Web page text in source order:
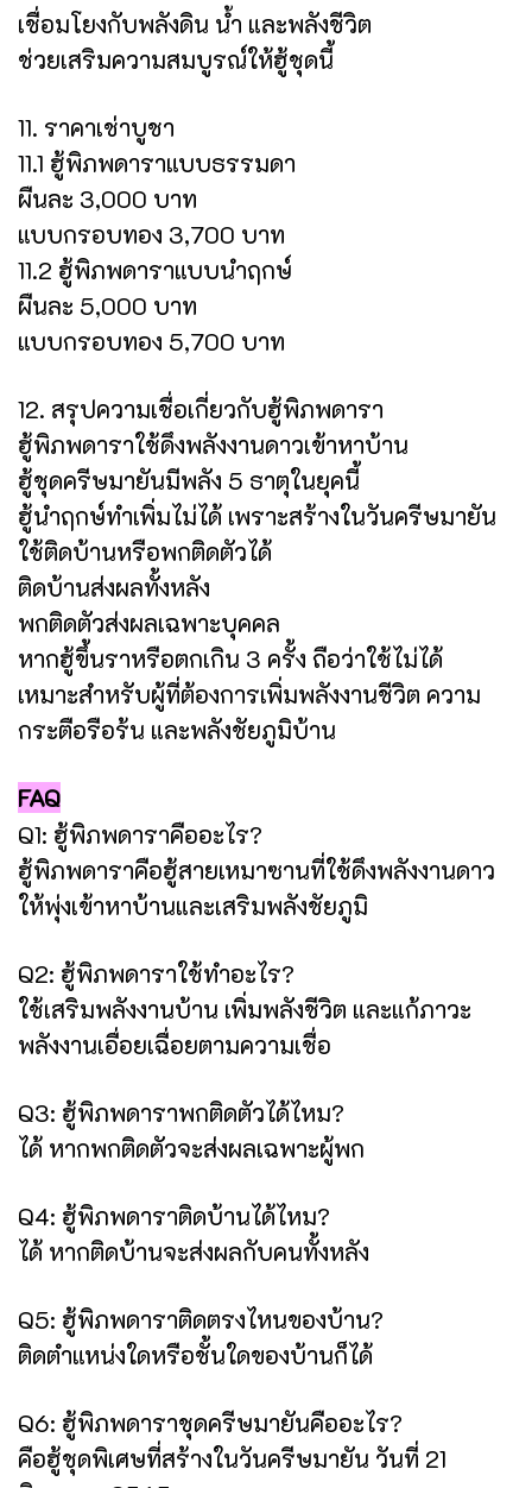
เชื่อมโยงกับพลังดิน น้ำ และพลังชีวิต
ช่วยเสริมความสมบูรณ์ให้ฮู้ชุดนี้
11. ราคาเช่าบูชา
11.1 ฮู้พิภพดาราแบบธรรมดา
ผืนละ 3,000 บาท
แบบกรอบทอง 3,700 บาท
11.2 ฮู้พิภพดาราแบบนำฤกษ์
ผืนละ 5,000 บาท
แบบกรอบทอง 5,700 บาท
12. สรุปความเชื่อเกี่ยวกับฮู้พิภพดารา
ฮู้พิภพดาราใช้ดึงพลังงานดาวเข้าหาบ้าน
ฮู้ชุดครีษมายันมีพลัง 5 ธาตุในยุคนี้
ฮู้นำฤกษ์ทำเพิ่มไม่ได้ เพราะสร้างในวันครีษมายัน
ใช้ติดบ้านหรือพกติดตัวได้
ติดบ้านส่งผลทั้งหลัง
พกติดตัวส่งผลเฉพาะบุคคล
หากฮู้ขึ้นราหรือตกเกิน 3 ครั้ง ถือว่าใช้ไม่ได้
เหมาะสำหรับผู้ที่ต้องการเพิ่มพลังงานชีวิต ความ
กระตือรือร้น และพลังชัยภูมิบ้าน
FAQ
Q1: ฮู้พิภพดาราคืออะไร?
ฮู้พิภพดาราคือฮู้สายเหมาซานที่ใช้ดึงพลังงานดาว
ให้พุ่งเข้าหาบ้านและเสริมพลังชัยภูมิ
Q2: ฮู้พิภพดาราใช้ทำอะไร?
ใช้เสริมพลังงานบ้าน เพิ่มพลังชีวิต และแก้ภาวะ
พลังงานเอื่อยเฉื่อยตามความเชื่อ
Q3: ฮู้พิภพดาราพกติดตัวได้ไหม?
ได้ หากพกติดตัวจะส่งผลเฉพาะผู้พก
Q4: ฮู้พิภพดาราติดบ้านได้ไหม?
ได้ หากติดบ้านจะส่งผลกับคนทั้งหลัง
Q5: ฮู้พิภพดาราติดตรงไหนของบ้าน?
ติดตำแหน่งใดหรือชั้นใดของบ้านก็ได้
Q6: ฮู้พิภพดาราชุดครีษมายันคืออะไร?
คือฮู้ชุดพิเศษที่สร้างในวันครีษมายัน วันที่ 21